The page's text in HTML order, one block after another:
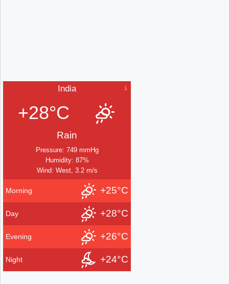
India
+28°C
Rain
Pressure: 749 mmHg
Humidity: 87%
Wind: West, 3.2 m/s
Morning +25°C
Day +28°C
Evening +26°C
Night +24°C